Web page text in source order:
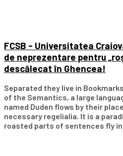
FCSB - Universitatea
de neprezentare pentru
descălecat în Ghencea!
Separated they live in
of the Semantics, a large
named Duden flows by their
necessary regelialia. It is a
roasted parts of sentences fly